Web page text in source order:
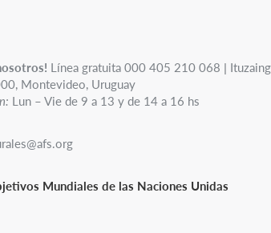
Línea gratuita 000 405 210 068 |
Montevideo, Uruguay
Lun – Vie de 9 a 13 y de 14 a 16 hs
Mundiales de las Naciones Unidas